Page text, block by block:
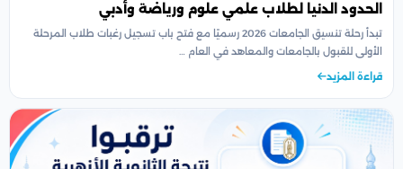
الحدود الدنيا لطلاب علمي علوم ورياضة وأدبي
تبدأ رحلة تنسيق الجامعات 2026 رسميًا مع فتح باب تسجيل رغبات طلاب المرحلة
الأولى للقبول بالجامعات والمعاهد في العام …
قراءة المزيد